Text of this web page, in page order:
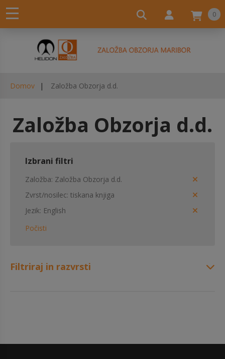
0
Domov Založba Obzorja d.d.
Založba Obzorja d.d.
Izbrani filtri
Založba Založba Obzorja d.d.
Zvrst/nosilec tiskana knjiga
Jezik English
Počisti
Filtriraj in razvrsti